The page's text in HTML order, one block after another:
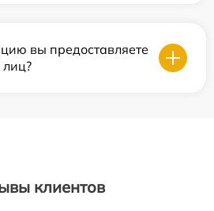
вы предоставляете
клиентов